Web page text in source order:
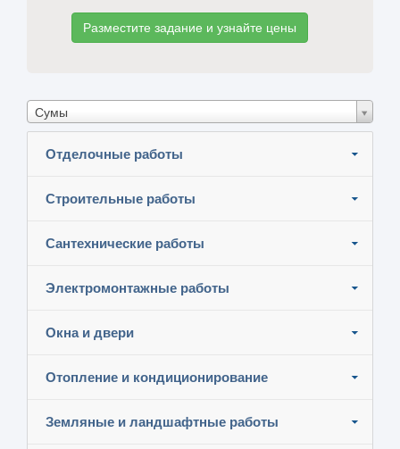
Разместите задание и узнайте цены
Сумы
Отделочные работы
Строительные работы
Сантехнические работы
Электромонтажные работы
Окна и двери
Отопление и кондиционирование
Земляные и ландшафтные работы